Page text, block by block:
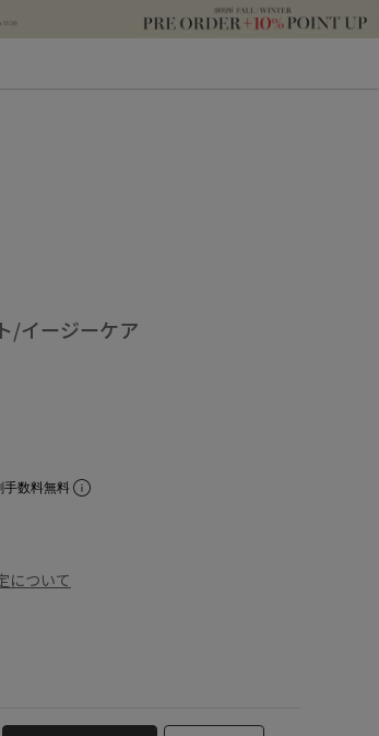
/イージーケア
手数料無料
について